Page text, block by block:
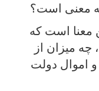
معنی است؟
معنا است که
چه میزان از
اموال دولت